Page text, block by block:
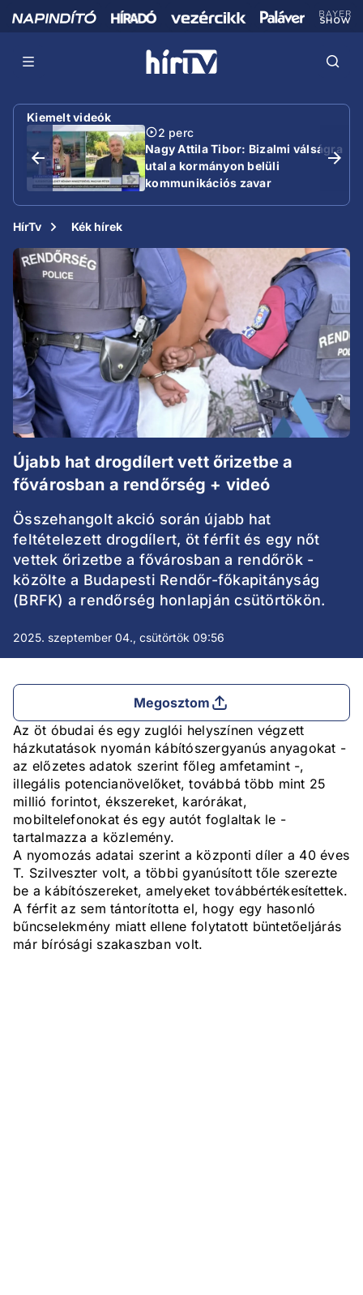
Kiemelt videók
2 perc
Nagy Attila Tibor: Bizalmi válságra
utal a kormányon belüli
kommunikációs zavar
HírTv Kék hírek
Újabb hat drogdílert vett őrizetbe a
fővárosban a rendőrség + videó
Összehangolt akció során újabb hat
feltételezett drogdílert, öt férfit és egy nőt
vettek őrizetbe a fővárosban a rendőrök -
közölte a Budapesti Rendőr-főkapitányság
(BRFK) a rendőrség honlapján csütörtökön.
2025. szeptember 04., csütörtök 09:56
Megosztom
Az öt óbudai és egy zuglói helyszínen végzett
házkutatások nyomán kábítószergyanús anyagokat -
az előzetes adatok szerint főleg amfetamint -,
illegális potencianövelőket, továbbá több mint 25
millió forintot, ékszereket, karórákat,
mobiltelefonokat és egy autót foglaltak le -
tartalmazza a közlemény.
A nyomozás adatai szerint a központi díler a 40 éves
T. Szilveszter volt, a többi gyanúsított tőle szerezte
be a kábítószereket, amelyeket továbbértékesítettek.
A férfit az sem tántorította el, hogy egy hasonló
bűncselekmény miatt ellene folytatott büntetőeljárás
már bírósági szakaszban volt.